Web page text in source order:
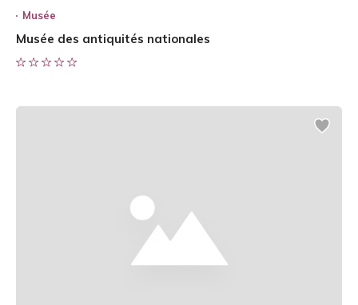
Musée
Musée des antiquités nationales